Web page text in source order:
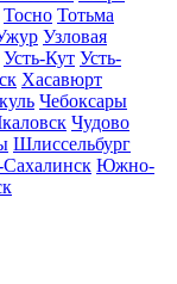
Тосно Тотьма
Узловая
Усть-Кут Усть-
Хасавюрт
Чебоксары
Чудово
Шлиссельбург
Южно-